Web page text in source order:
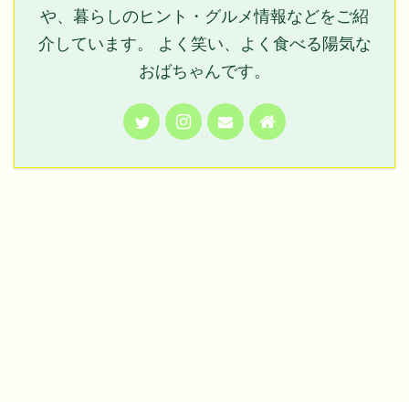
や、暮らしのヒント・グルメ情報などをご紹
介しています。 よく笑い、よく食べる陽気な
おばちゃんです。